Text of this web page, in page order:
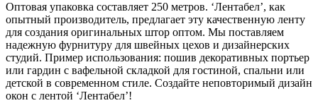
Оптовая упаковка составляет 250 метров. ‘Лентабел’, как
опытный производитель, предлагает эту качественную ленту
для создания оригинальных штор оптом. Мы поставляем
надежную фурнитуру для швейных цехов и дизайнерских
студий. Пример использования: пошив декоративных портьер
или гардин с вафельной складкой для гостиной, спальни или
детской в современном стиле. Создайте неповторимый дизайн
окон с лентой ‘Лентабел’!